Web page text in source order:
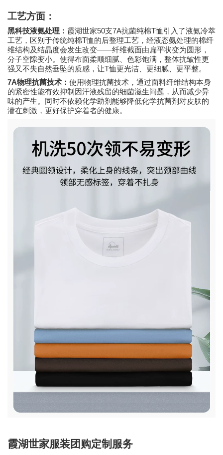
工艺方面：
黑科技液氨处理： 霞湖世家50支7A抗菌纯棉T恤引入了液氨冷萃
工艺，区别于传统纯棉T恤的后整理工艺，经液态氨处理的棉纤
维结构及结晶度会发生改变——纤维截面由扁平状变为圆形，
分子空隙变小。使得布面柔顺细腻、色彩饱满，整体抗皱性更
强又不失自然垂坠的质感，让T恤更光洁、更细腻、更平整。
7A物理抗菌技术： 使用物理抗菌技术，通过面料纤维结构本身
的紧密性能有效抑制因汗液残留的细菌滋生问题，从而减少异
味的产生。同时不依赖化学助剂能够降低化学抗菌剂对皮肤的
潜在刺激，更好保护穿着者的健康。
霞湖世家服装团购定制服务